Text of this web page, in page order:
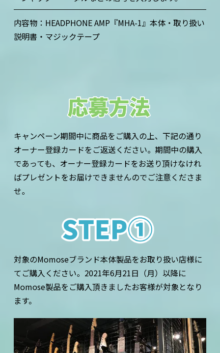
内容物：HEADPHONE AMP『MHA-1』本体・取り扱い
説明書・マジックテープ
キャンペーン期間中に商品をご購入の上、下記の通り
オーナー登録カードをご返送ください。期間中の購入
であっても、オーナー登録カードをお送り頂けなけれ
ばプレゼントをお届けできませんのでご注意くださま
せ。
対象のMomoseブランド本体製品をお取り扱い店様に
てご購入ください。2021年6月21日（月）以降に
Momose製品をご購入頂きましたお客様が対象となり
ます。